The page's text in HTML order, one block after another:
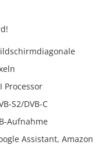
Processor
S2/DVB-C
Aufnahme
Assistant, Amazon